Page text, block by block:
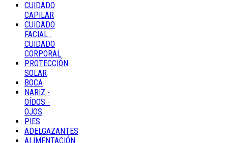
CUIDADO
CAPILAR
CUIDADO
FACIAL .
CUIDADO
CORPORAL
PROTECCIÓN
SOLAR
BOCA
NARIZ -
OÍDOS -
OJOS
PIES
ADELGAZANTES
ALIMENTACIÓN